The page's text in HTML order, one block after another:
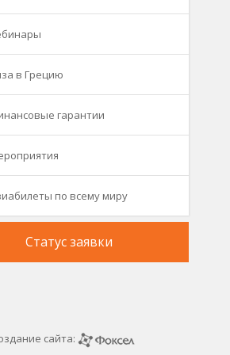
в Грецию
гарантии
по всему миру
Статус заявки
сайта: